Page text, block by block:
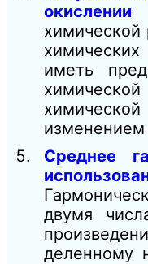
иметь
Среднее
двумя
деленному